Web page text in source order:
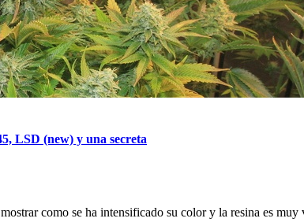
LSD (new) y una secreta
como se ha intensificado su color y la resina es